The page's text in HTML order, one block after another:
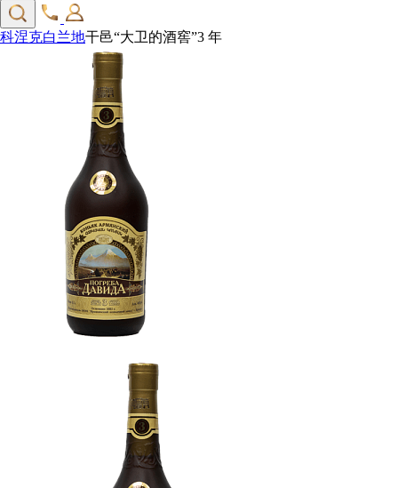
科涅克白兰地干邑“大卫的酒窖”3 年